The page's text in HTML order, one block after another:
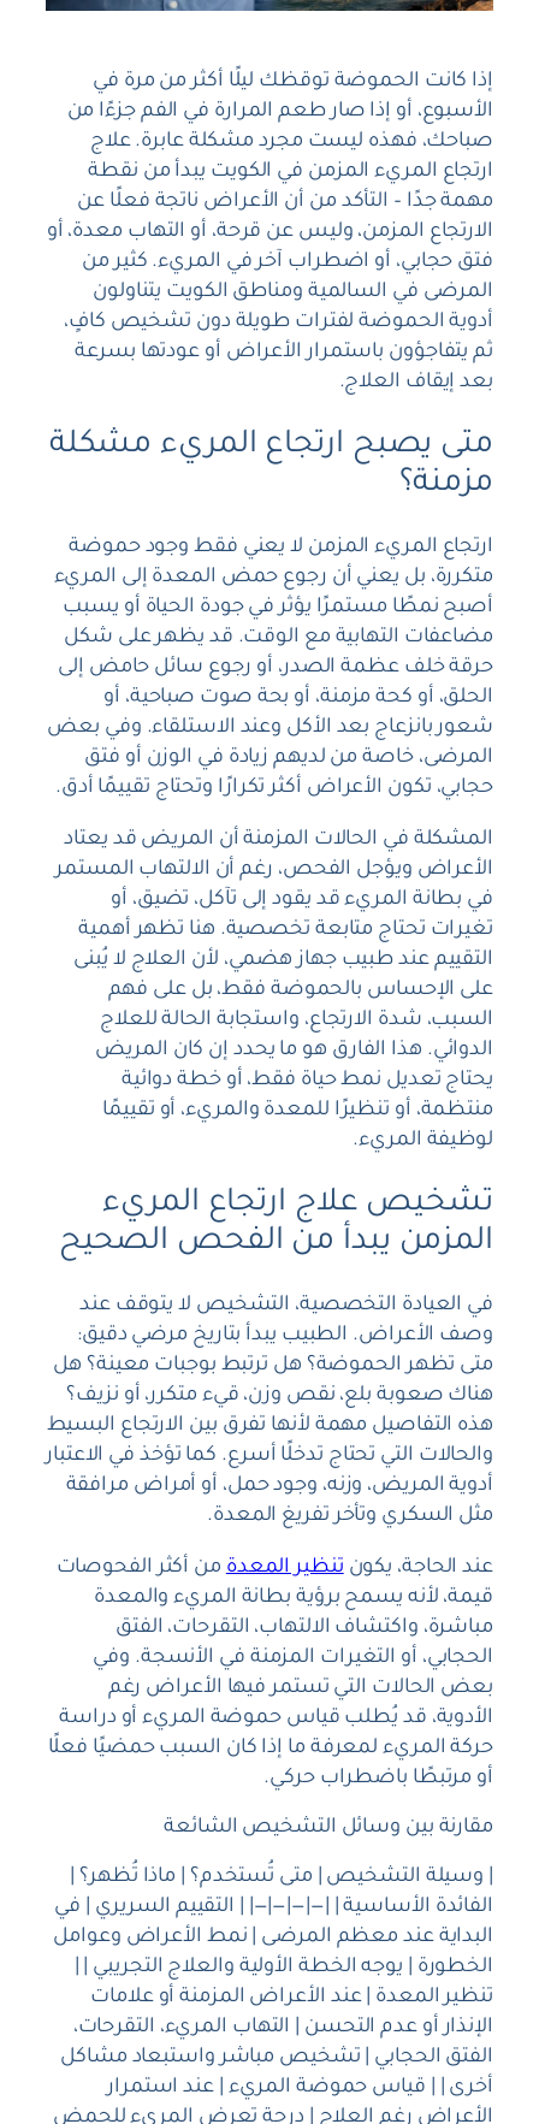
إذا كانت الحموضة توقظك ليلًا أكثر من مرة في
الأسبوع، أو إذا صار طعم المرارة في الفم جزءًا من
صباحك، فهذه ليست مجرد مشكلة عابرة. علاج
ارتجاع المريء المزمن في الكويت يبدأ من نقطة
مهمة جدًا – التأكد من أن الأعراض ناتجة فعلًا عن
الارتجاع المزمن، وليس عن قرحة، أو التهاب معدة، أو
فتق حجابي، أو اضطراب آخر في المريء. كثير من
المرضى في السالمية ومناطق الكويت يتناولون
أدوية الحموضة لفترات طويلة دون تشخيص كافٍ،
ثم يتفاجؤون باستمرار الأعراض أو عودتها بسرعة
بعد إيقاف العلاج.
متى يصبح ارتجاع المريء مشكلة
مزمنة؟
ارتجاع المريء المزمن لا يعني فقط وجود حموضة
متكررة، بل يعني أن رجوع حمض المعدة إلى المريء
أصبح نمطًا مستمرًا يؤثر في جودة الحياة أو يسبب
مضاعفات التهابية مع الوقت. قد يظهر على شكل
حرقة خلف عظمة الصدر، أو رجوع سائل حامض إلى
الحلق، أو كحة مزمنة، أو بحة صوت صباحية، أو
شعور بانزعاج بعد الأكل وعند الاستلقاء. وفي بعض
المرضى، خاصة من لديهم زيادة في الوزن أو فتق
حجابي، تكون الأعراض أكثر تكرارًا وتحتاج تقييمًا أدق.
المشكلة في الحالات المزمنة أن المريض قد يعتاد
الأعراض ويؤجل الفحص، رغم أن الالتهاب المستمر
في بطانة المريء قد يقود إلى تآكل، تضيق، أو
تغيرات تحتاج متابعة تخصصية. هنا تظهر أهمية
التقييم عند طبيب جهاز هضمي، لأن العلاج لا يُبنى
على الإحساس بالحموضة فقط، بل على فهم
السبب، شدة الارتجاع، واستجابة الحالة للعلاج
الدوائي. هذا الفارق هو ما يحدد إن كان المريض
يحتاج تعديل نمط حياة فقط، أو خطة دوائية
منتظمة، أو تنظيرًا للمعدة والمريء، أو تقييمًا
لوظيفة المريء.
تشخيص علاج ارتجاع المريء
المزمن يبدأ من الفحص الصحيح
في العيادة التخصصية، التشخيص لا يتوقف عند
وصف الأعراض. الطبيب يبدأ بتاريخ مرضي دقيق:
متى تظهر الحموضة؟ هل ترتبط بوجبات معينة؟ هل
هناك صعوبة بلع، نقص وزن، قيء متكرر، أو نزيف؟
هذه التفاصيل مهمة لأنها تفرق بين الارتجاع البسيط
والحالات التي تحتاج تدخلًا أسرع. كما تؤخذ في الاعتبار
أدوية المريض، وزنه، وجود حمل، أو أمراض مرافقة
مثل السكري وتأخر تفريغ المعدة.
عند الحاجة، يكونتنظير المعدةمن أكثر الفحوصات
قيمة، لأنه يسمح برؤية بطانة المريء والمعدة
مباشرة، واكتشاف الالتهاب، التقرحات، الفتق
الحجابي، أو التغيرات المزمنة في الأنسجة. وفي
بعض الحالات التي تستمر فيها الأعراض رغم
الأدوية، قد يُطلب قياس حموضة المريء أو دراسة
حركة المريء لمعرفة ما إذا كان السبب حمضيًا فعلًا
أو مرتبطًا باضطراب حركي.
مقارنة بين وسائل التشخيص الشائعة
| وسيلة التشخيص | متى تُستخدم؟ | ماذا تُظهر؟ |
الفائدة الأساسية | |—|—|—|—| | التقييم السريري | في
البداية عند معظم المرضى | نمط الأعراض وعوامل
الخطورة | يوجه الخطة الأولية والعلاج التجريبي | |
تنظير المعدة | عند الأعراض المزمنة أو علامات
الإنذار أو عدم التحسن | التهاب المريء، التقرحات،
الفتق الحجابي | تشخيص مباشر واستبعاد مشاكل
أخرى | | قياس حموضة المريء | عند استمرار
الأعراض رغم العلاج | درجة تعرض المريء للحمض